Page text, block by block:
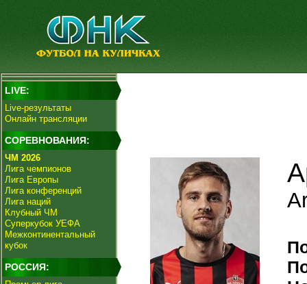
LIVE:
Live-результаты
Онлайн трансляции
СОРЕВНОВАНИЯ:
ЧМ 2026
Лига чемпионов
Лига Европы
Лига конференций
Лига наций
Клубный ЧМ
Суперкубок УЕФА
Межконтинентальный
кубок
РОССИЯ: